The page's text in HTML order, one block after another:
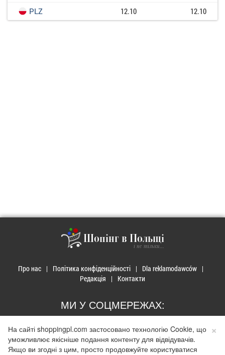
PLZ
12.10 12.10
Шопінг в Польщі
і не тільки...
Про нас Політика конфіденційності
Dla reklamodawców
Редакція
Контакти
МИ У СОЦМЕРЕЖАХ:
×
На сайті shoppingpl.com застосовано технологію Cookie, що
уможливлює якісніше подання контенту для відвідувачів.
Якщо ви згодні з цим, просто продовжуйте користуватися